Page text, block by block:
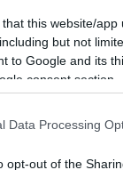
that this website/
but not
to Google and its
consent section.
Data Processing
opt-out of the